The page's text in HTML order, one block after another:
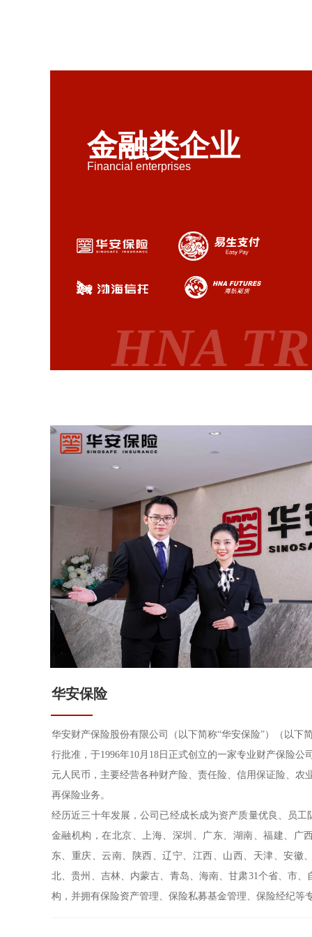
金融类企业
Financial enterprises
HNA
华安保险
华安财产保险股份有限公司（以下简称“华安保险”）（以下
行批准，于1996年10月18日正式创立的一家专业财产保险公
元人民币，主要经营各种财产险、责任险、信用保证险、农
再保险业务。
经历近三十年发展，公司已经成长成为资产质量优良、员工
金融机构，在北京、上海、深圳、广东、湖南、福建、广
东、重庆、云南、陕西、辽宁、江西、山西、天津、安徽
北、贵州、吉林、内蒙古、青岛、海南、甘肃31个省、市
构，并拥有保险资产管理、保险私募基金管理、保险经纪等